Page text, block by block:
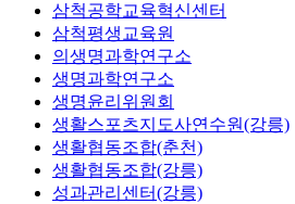
삼척공학교육혁신센터
삼척평생교육원
의생명과학연구소
생명과학연구소
생명윤리위원회
생활스포츠지도사연수원(강릉)
생활협동조합(춘천)
생활협동조합(강릉)
성과관리센터(강릉)